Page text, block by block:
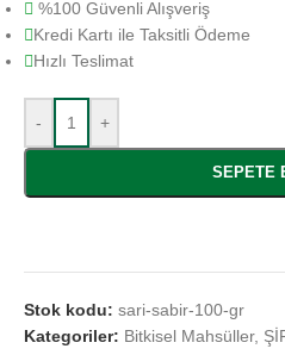
%100 Güvenli Alışveriş
Kredi Kartı ile Taksitli Ödeme
Hızlı Teslimat
- +
SEPETE
Stok kodu: sari-sabir-100-gr
Kategoriler: Bitkisel Mahsüller,